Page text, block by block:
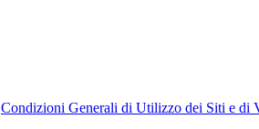
Condizioni Generali di Utilizzo dei Siti e di